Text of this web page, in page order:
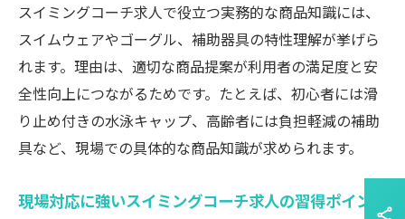
スイミングコーチ求人で役立つ実務的な商品知識には、
スイムウェアやゴーグル、補助器具の特性理解が挙げら
れます。理由は、適切な商品提案が利用者の満足度と安
全性向上につながるためです。たとえば、初心者には滑
り止め付きの水泳キャップ、高齢者には負担軽減の補助
具など、現場での具体的な商品知識が求められます。
現場対応に強いスイミングコーチ求人の習得ポイント